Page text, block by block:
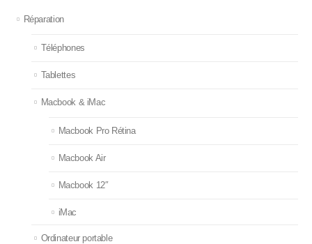
Réparation
Téléphones
Tablettes
Macbook & iMac
Macbook Pro Rétina
Macbook Air
Macbook 12″
iMac
Ordinateur portable